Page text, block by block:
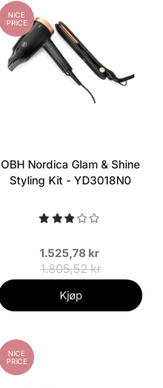
NICE
PRICE
OBH Nordica Glam & Shine
Styling Kit - YD3018N0
1.525,78 kr
1.805,52 kr
Kjøp
NICE
PRICE